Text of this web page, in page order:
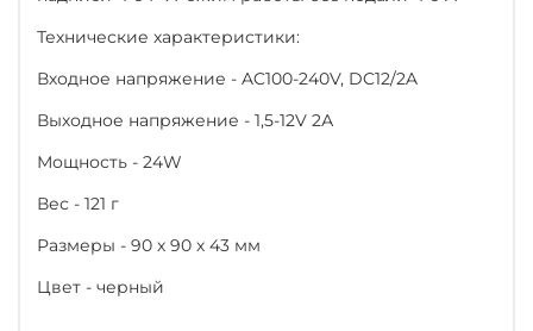
Технические характеристики:
Входное напряжение - AC100-240V, DC12/2A
Выходное напряжение - 1,5-12V 2А
Мощность - 24W
Вес - 121 г
Размеры - 90 х 90 х 43 мм
Цвет - черный